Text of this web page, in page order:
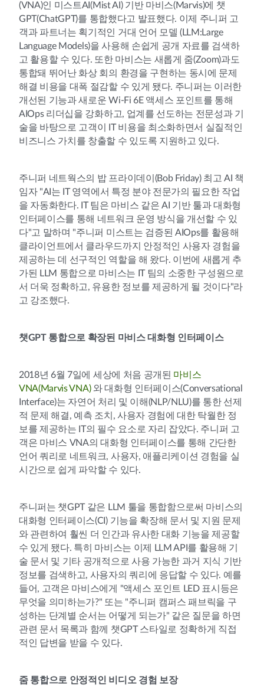
(VNA)인 미스트AI(Mist AI) 기반 마비스(Marvis)에 챗
GPT(ChatGPT)를 통합했다고 발표했다. 이제 주니퍼 고
객과 파트너는 획기적인 거대 언어 모델 (LLM:Large
Language Models)을 사용해 손쉽게 공개 자료를 검색하
고 활용할 수 있다. 또한 마비스는 새롭게 줌(Zoom)과도
통합돼 뛰어난 화상 회의 환경을 구현하는 동시에 문제
해결 비용을 대폭 절감할 수 있게 됐다. 주니퍼는 이러한
개선된 기능과 새로운 Wi-Fi 6E 액세스 포인트를 통해
AIOps 리더십을 강화하고, 업계를 선도하는 전문성과 기
술을 바탕으로 고객이 IT 비용을 최소화하면서 실질적인
비즈니스 가치를 창출할 수 있도록 지원하고 있다.
주니퍼 네트웍스의 밥 프라이데이(Bob Friday) 최고 AI 책
임자 "AI는 IT 영역에서 특정 분야 전문가의 필요한 작업
을 자동화한다. IT 팀은 마비스 같은 AI 기반 툴과 대화형
인터페이스를 통해 네트워크 운영 방식을 개선할 수 있
다"고 말하며 "주니퍼 미스트는 검증된 AIOps를 활용해
클라이언트에서 클라우드까지 안정적인 사용자 경험을
제공하는 데 선구적인 역할을 해 왔다. 이번에 새롭게 추
가된 LLM 통합으로 마비스는 IT 팀의 소중한 구성원으로
서 더욱 정확하고, 유용한 정보를 제공하게 될 것이다"라
고 강조했다.
챗GPT 통합으로 확장된 마비스 대화형 인터페이스
2018년 6월 7일에 세상에 처음 공개된 마비스
VNA(Marvis VNA)와 대화형 인터페이스(Conversational
Interface)는 자연어 처리 및 이해(NLP/NLU)를 통한 선제
적 문제 해결, 예측 조치, 사용자 경험에 대한 탁월한 정
보를 제공하는 IT의 필수 요소로 자리 잡았다. 주니퍼 고
객은 마비스 VNA의 대화형 인터페이스를 통해 간단한
언어 쿼리로 네트워크, 사용자, 애플리케이션 경험을 실
시간으로 쉽게 파악할 수 있다.
주니퍼는 챗GPT 같은 LLM 툴을 통합함으로써 마비스의
대화형 인터페이스(CI) 기능을 확장해 문서 및 지원 문제
와 관련하여 훨씬 더 인간과 유사한 대화 기능을 제공할
수 있게 됐다. 특히 마비스는 이제 LLM API를 활용해 기
술 문서 및 기타 공개적으로 사용 가능한 과거 지식 기반
정보를 검색하고, 사용자의 쿼리에 응답할 수 있다. 예를
들어, 고객은 마비스에게 "액세스 포인트 LED 표시등은
무엇을 의미하는가?" 또는 "주니퍼 캠퍼스 패브릭을 구
성하는 단계별 순서는 어떻게 되는가" 같은 질문을 하면
관련 문서 목록과 함께 챗GPT 스타일로 정확하게 직접
적인 답변을 받을 수 있다.
줌 통합으로 안정적인 비디오 경험 보장